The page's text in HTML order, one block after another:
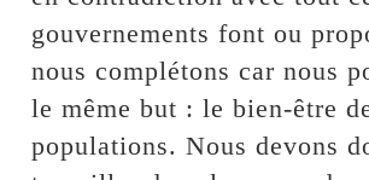
gouvernements font ou
nous complétons car nous
le même but : le bien-être
populations. Nous devons